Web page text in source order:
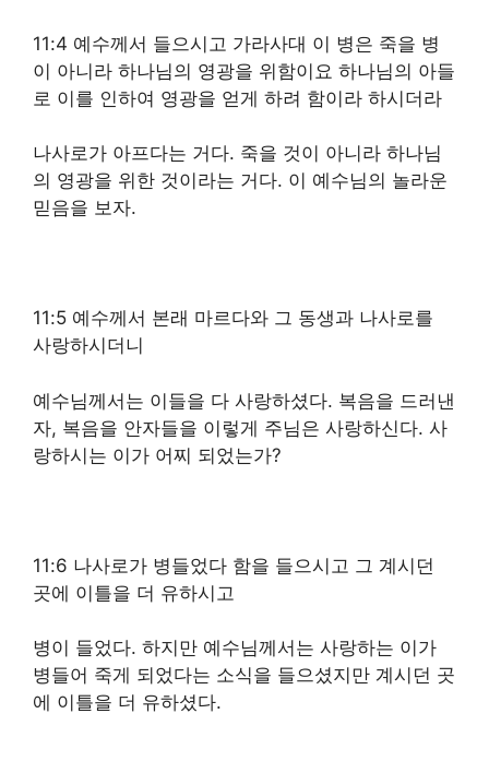
11:4 예수께서 들으시고 가라사대 이 병은 죽을 병
이 아니라 하나님의 영광을 위함이요 하나님의 아들
로 이를 인하여 영광을 얻게 하려 함이라 하시더라
나사로가 아프다는 거다. 죽을 것이 아니라 하나님
의 영광을 위한 것이라는 거다. 이 예수님의 놀라운
믿음을 보자.
11:5 예수께서 본래 마르다와 그 동생과 나사로를
사랑하시더니
예수님께서는 이들을 다 사랑하셨다. 복음을 드러낸
자, 복음을 안자들을 이렇게 주님은 사랑하신다. 사
랑하시는 이가 어찌 되었는가?
11:6 나사로가 병들었다 함을 들으시고 그 계시던
곳에 이틀을 더 유하시고
병이 들었다. 하지만 예수님께서는 사랑하는 이가
병들어 죽게 되었다는 소식을 들으셨지만 계시던 곳
에 이틀을 더 유하셨다.